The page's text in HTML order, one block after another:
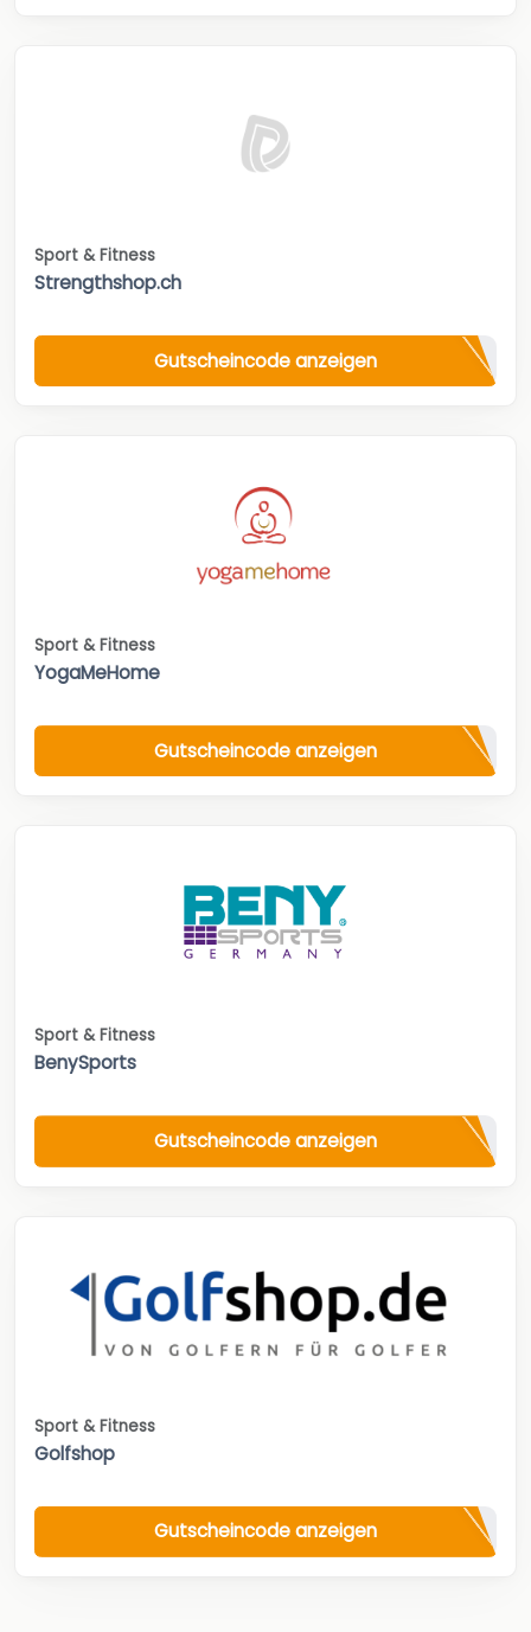
Sport & Fitness
Strengthshop.ch
Gutscheincode anzeigen
Sport & Fitness
YogaMeHome
Gutscheincode anzeigen
Sport & Fitness
BenySports
Gutscheincode anzeigen
Sport & Fitness
Golfshop
Gutscheincode anzeigen